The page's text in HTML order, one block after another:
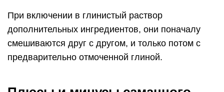
При включении в глинистый раствор
дополнительных ингредиентов, они поначалу
смешиваются друг с другом, и только потом с
предварительно отмоченной глиной.